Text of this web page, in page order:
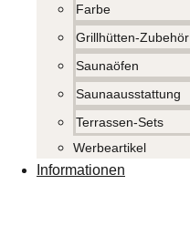
Farbe
Grillhütten-Zubehör
Saunaöfen
Saunaausstattung
Terrassen-Sets
Werbeartikel
Informationen